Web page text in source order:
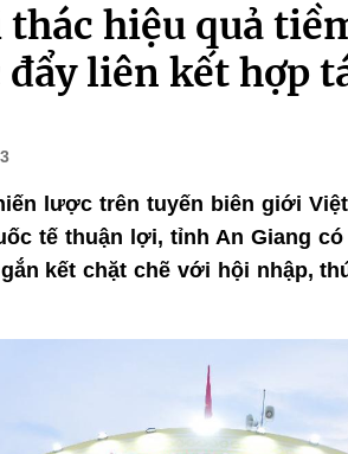
thác hiệu quả
liên kết hợp
lược trên tuyến biên giới
tế thuận lợi, tỉnh An Giang
kết chặt chẽ với hội nhập,